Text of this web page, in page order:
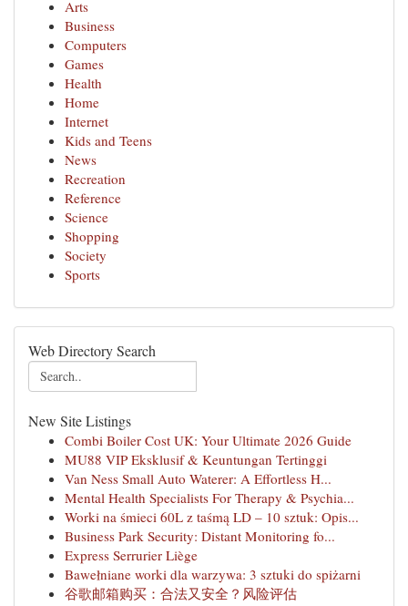
Arts
Business
Computers
Games
Health
Home
Internet
Kids and Teens
News
Recreation
Reference
Science
Shopping
Society
Sports
Web Directory Search
New Site Listings
Combi Boiler Cost UK: Your Ultimate 2026 Guide
MU88 VIP Eksklusif & Keuntungan Tertinggi
Van Ness Small Auto Waterer: A Effortless H...
Mental Health Specialists For Therapy & Psychia...
Worki na śmieci 60L z taśmą LD – 10 sztuk: Opis...
Business Park Security: Distant Monitoring fo...
Express Serrurier Liège
Bawełniane worki dla warzywa: 3 sztuki do spiżarni
谷歌邮箱购买：合法又安全？风险评估